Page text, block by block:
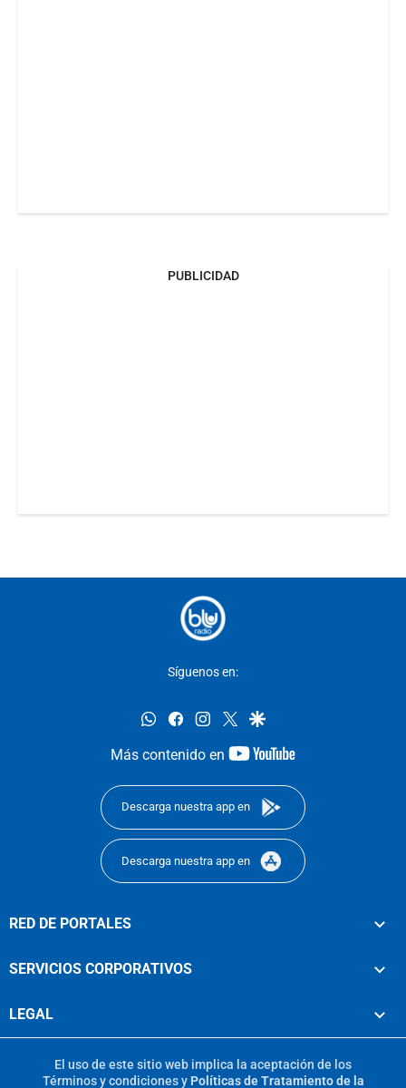
PUBLICIDAD
Síguenos en:
whatsappfacebookinstagram
twittergoogle
Más contenido en
youtube-
Descarga nuestra app en
Descarga nuestra app en
RED DE PORTALES
SERVICIOS CORPORATIVOS
LEGAL
El uso de este sitio web implica la aceptación de los
Términos y condicionesy Políticas de Tratamiento de la